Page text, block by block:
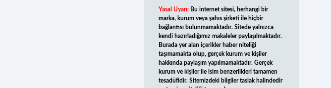
Yasal Uyarı: Bu internet sitesi, herhangi bir
marka, kurum veya şahıs şirketi ile hiçbir
bağlantısı bulunmamaktadır. Sitede yalnızca
kendi hazırladığımız makaleler paylaşılmaktadır.
Burada yer alan içerikler haber niteliği
taşımamakta olup, gerçek kurum ve kişiler
hakkında paylaşım yapılmamaktadır. Gerçek
kurum ve kişiler ile isim benzerlikleri tamamen
tesadüfidir. Sitemizdeki bilgiler taslak halindedir